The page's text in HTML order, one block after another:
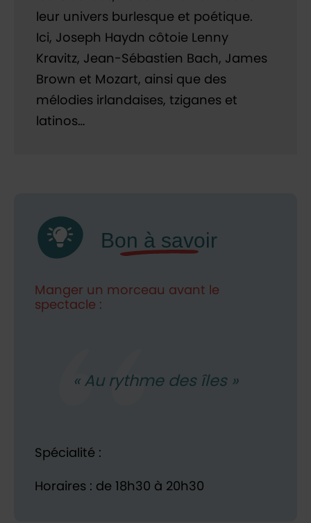
leur univers burlesque et poétique.
Ici, Joseph Haydn côtoie Lenny
Kravitz, Jean-Sébastien Bach, James
Brown et Mozart, ainsi que des
mélodies irlandaises, tziganes et
latinos…
Manger un morceau avant le
spectacle :
Au rythme des îles
Spécialité :
Horaires : de 18h30 à 20h30